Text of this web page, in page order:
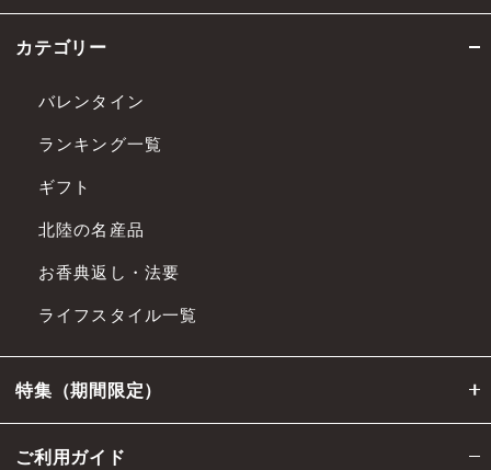
カテゴリー
バレンタイン
ランキング一覧
ギフト
北陸の名産品
お香典返し・法要
ライフスタイル一覧
特集（期間限定）
ご利用ガイド